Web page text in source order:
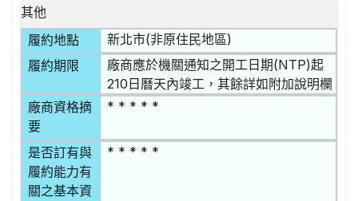
其他
履約地點
新北市(非原住民地區)
履約期限
廠商應於機關通知之開工日期(NTP)起
210日曆天內竣工，其餘詳如附加說明欄
廠商資格摘
要
* * * * *
是否訂有與
履約能力有
關之基本資
* * * * *